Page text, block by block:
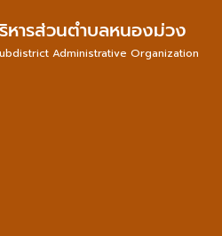
หารส่วนตำบลหนองม่วง
Administrative Organization